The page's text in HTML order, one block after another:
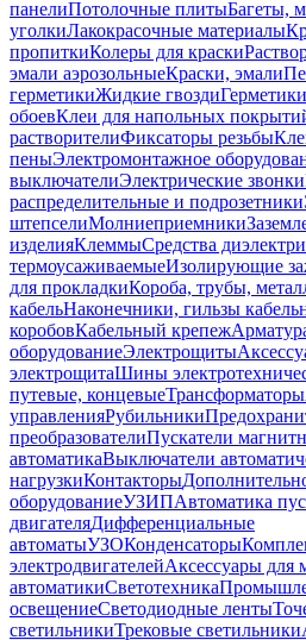
панелиПотолочные плитыБагеты,
уголкиЛакокрасочные материалы
пропиткиКолеры для краски
эмали аэрозольныеКраски, эмали
герметикиЖидкие гвоздиГерметики
обоевКлеи для напольных
растворителиФиксаторы резьбы
пеныЭлектромонтажное
выключателиЭлектрические звонки
распределительные и подрозетники
штепселиМолниеприемники
изделияКлеммыСредства
термоусаживаемыеИзолирующие
для прокладкиКороба, трубы,
кабельНаконечники, гильзы
коробовКабельный крепеж
оборудованиеЭлектрощиты
электрощитаШины
путевые, концевыеТрансформаторы
управленияРубильники
преобразователиПускатели
автоматикаВыключатели
нагрузкиКонтакторы
оборудованиеУЗИПАвтоматика
двигателяДифференциальные
автоматыУЗОКонденсаторы
электродвигателейАксессуары для
автоматикиСветотехника
освещениеСветодиодные ленты
светильникиТрековые светильники